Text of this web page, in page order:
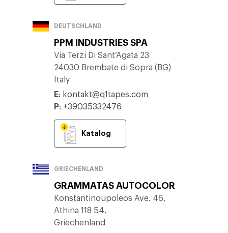
DEUTSCHLAND
PPM INDUSTRIES SPA
Via Terzi Di Sant’Agata 23
24030 Brembate di Sopra (BG)
Italy
E: kontakt@q1tapes.com
P: +39035332476
Katalog
GRIECHENLAND
GRAMMATAS AUTOCOLOR
Konstantinoupoleos Ave. 46,
Athina 118 54,
Griechenland